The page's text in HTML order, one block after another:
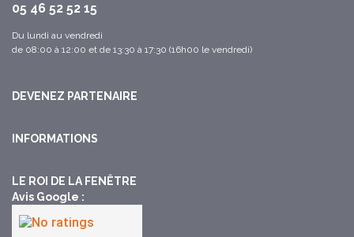
05 46 52 52 15
Du lundi au vendredi
de 08:00 à 12:00 et de 13:30 à 17:30 (16h00 le vendredi)
DEVENEZ PARTENAIRE
INFORMATIONS
LE ROI DE LA FENÊTRE
Avis Google :​